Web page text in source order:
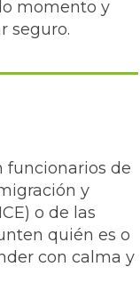
momento y
seguro.
funcionarios de
y
o de las
quién es o
con calma y